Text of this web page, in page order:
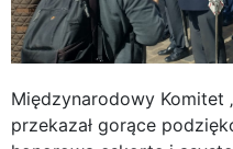
Międzynarodowy Komitet
przekazał gorące